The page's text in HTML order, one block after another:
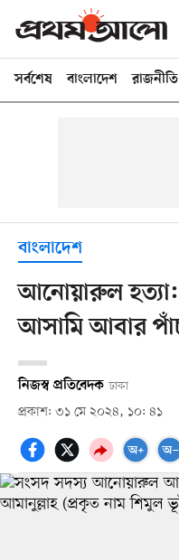
সর্বশেষ বাংলাদেশ রাজনীতি
বাংলাদেশ
আনোয়ারুল
আসামি আবার পাঁচ
নিজস্ব প্রতিবেদক ঢাকা
প্রকাশ: ৩১ মে ২০২৪, ১০: ৪১